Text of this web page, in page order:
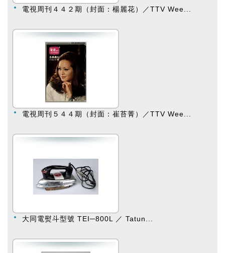
電視周刊４４２期（封面：楊麗花）／TTV Wee...
電視周刊５４４期（封面：崔苔菁）／TTV Wee...
大同電熨斗型號 TEI─800L ／ Tatun...